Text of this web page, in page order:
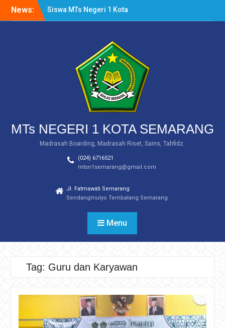
News:
Siswa MTs Negeri 1 Kota
Semarang Raih Tiga
Open III Taekwondo
Championship 2024
MTs Negeri 1 Kota
Semarang Raih Medali
Emas dalam Ajang WICE
2024 Tingkat Internasional
PEMBERITAHUAN
(INFORMASI SERAGAM)
MTs NEGERI 1 KOTA SEMARANG
Madrasah Boarding, Madrasah Riset, Sains, Tahfidz.
(024) 6716521
mtsn1semarang@gmail.com
Jl. Fatmawati Semarang
Sendangmulyo Tembalang Semarang
Menu
Tag: Guru dan Karyawan